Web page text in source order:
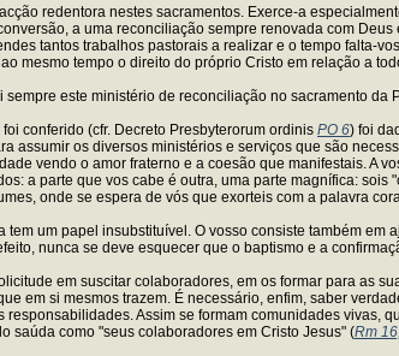
redentora nestes sacramentos. Exerce-a
a uma reconciliação sempre renovada com
tantos trabalhos pastorais a realizar e o tempo falta-
mesmo tempo o direito do próprio Cristo em relação a
sempre este ministério de reconciliação no sacramento
conferido (cfr. Decreto Presbyterorum ordinis PO 6) foi
assumir os diversos ministérios e serviços que são
vendo o amor fraterno e a coesão que manifestais. A
a parte que vos cabe é outra, uma parte magnífica:
onde se espera de vós que exorteis com a palavra
tem um papel insubstituível. O vosso consiste também
nunca se deve esquecer que o baptismo e a
em suscitar colaboradores, em os formar para as
em si mesmos trazem. É necessário, enfim, saber
responsabilidades. Assim se formam comunidades vivas,
saúda como "seus colaboradores em Cristo Jesus" (Rm